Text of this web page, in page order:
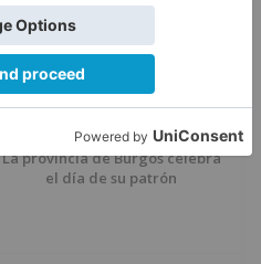
Un hombre de 80 años resulta
herido en Burgos tras la colisión
entre un turismo y un camión
La provincia de Burgos celebra
el día de su patrón